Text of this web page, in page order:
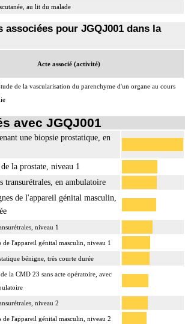
au lit du malade
associées pour JGQJ001 dans la
Acte associé (activité)
de la vascularisation du parenchyme d'un organe au cours
avec JGQJ001
une biopsie prostatique, en
la prostate, niveau 1
transurétrales, en ambulatoire
de l'appareil génital masculin,
niveau 1
de l'appareil génital masculin, niveau 1
bénigne, très courte durée
la CMD 23 sans acte opératoire, avec
niveau 2
de l'appareil génital masculin, niveau 2